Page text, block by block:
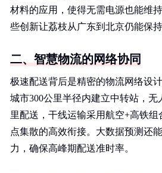
材料的应用，使得无需电源也能维
些创新让荔枝从广东到北京仍能保持
二、智慧物流的网络协同
极速配送背后是精密的物流网络设
城市300公里半径内建立中转站，
里配送，干线运输采用航空+高铁
点集散的高效衔接。大数据预测还
力，确保高峰期配送准时率。